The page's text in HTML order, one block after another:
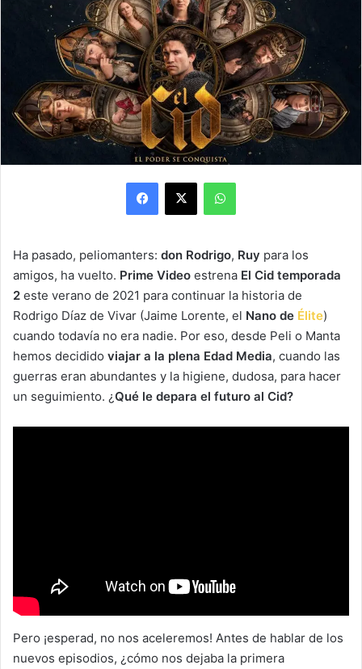
Facebook
X WhatsApp
Ha pasado, peliomanters: don Rodrigo, Ruy para los
amigos, ha vuelto. Prime Video estrena El Cid temporada
2 este verano de 2021 para continuar la historia de
Rodrigo Díaz de Vivar (Jaime Lorente, el Nano de Élite)
cuando todavía no era nadie. Por eso, desde Peli o Manta
hemos decidido viajar a la plena Edad Media, cuando las
guerras eran abundantes y la higiene, dudosa, para hacer
un seguimiento. ¿Qué le depara el futuro al Cid?
Pero ¡esperad, no nos aceleremos! Antes de hablar de los
nuevos episodios, ¿cómo nos dejaba la primera